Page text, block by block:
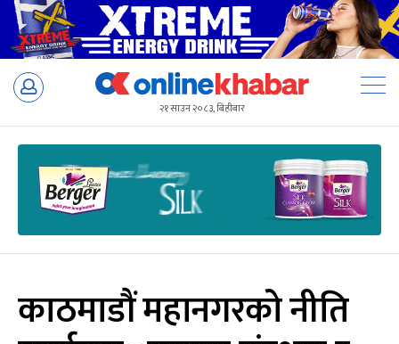
Skip
२१ साउन २०८३, बिहीबार
काठमाडौं महानगरको नीति